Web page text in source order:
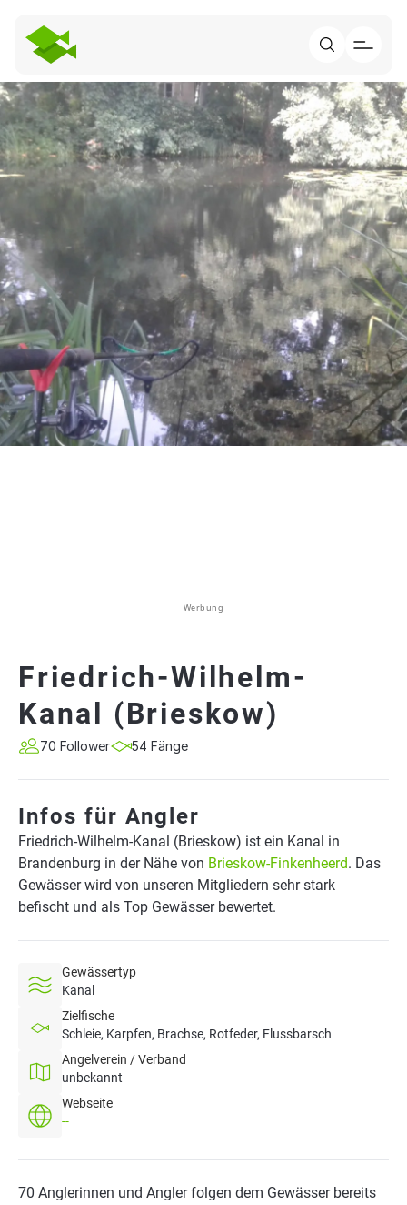
Werbung
Friedrich-Wilhelm-
Kanal (Brieskow)
70 Follower 54 Fänge
Infos für Angler
Friedrich-Wilhelm-Kanal (Brieskow) ist ein Kanal in
Brandenburg in der Nähe von Brieskow-Finkenheerd. Das
Gewässer wird von unseren Mitgliedern sehr stark
befischt und als Top Gewässer bewertet.
Gewässertyp
Kanal
Zielfische
Schleie, Karpfen, Brachse, Rotfeder, Flussbarsch
Angelverein / Verband
unbekannt
Webseite
--
70 Anglerinnen und Angler folgen dem Gewässer bereits